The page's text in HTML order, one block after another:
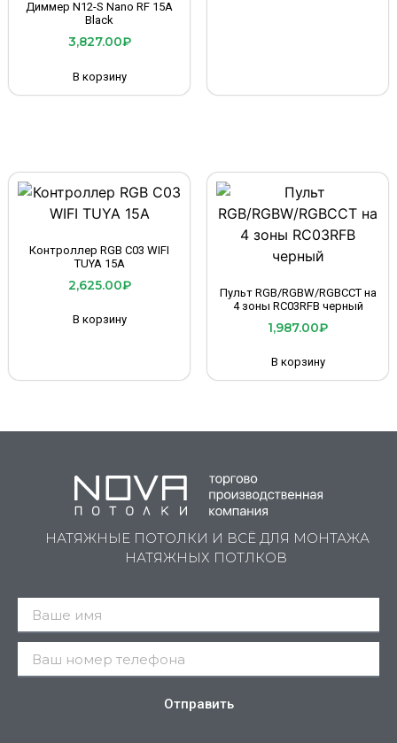
Диммер N12-S Nano RF 15A
Black
3,827.00₽
В корзину
Контроллер RGB C03 WIFI
TUYA 15A
2,625.00₽
В корзину
Пульт RGB/RGBW/RGBCCT на
4 зоны RC03RFB черный
1,987.00₽
В корзину
НАТЯЖНЫЕ ПОТОЛКИ И ВСЁ ДЛЯ МОНТАЖА
НАТЯЖНЫХ ПОТЛКОВ
Отправить